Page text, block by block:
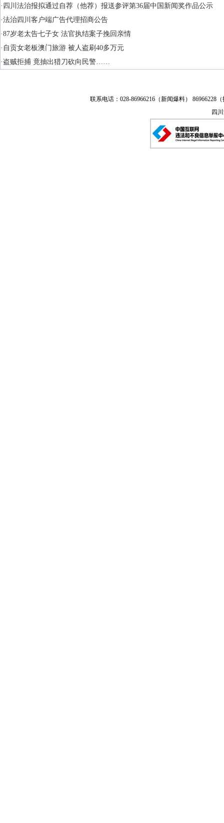
·四川法治报拟通过自荐（他荐）报送参评第36届中国新闻奖作品公示
·法治四川客户端广告代理招商公告
·87岁老太告七子女 法官执结案子挽回亲情
·自贡女老板澳门旅游 被人盗刷40多万元
·盗贼拒捕 竟抽出猎刀砍向民警……
联系电话：028-86966216（新闻爆料） 86966228
四